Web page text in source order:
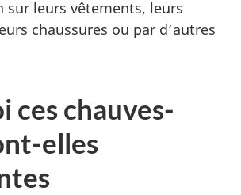
sur leurs vêtements, leurs
chaussures ou par d’autres
ces chauves-
elles